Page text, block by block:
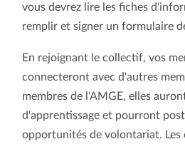
vous devrez lire les fiches
remplir et signer un formulaire
En rejoignant le collectif, vos
connecteront avec d'autres
membres de l'AMGE, elles
d'apprentissage et pourront
opportunités de volontariat. Les